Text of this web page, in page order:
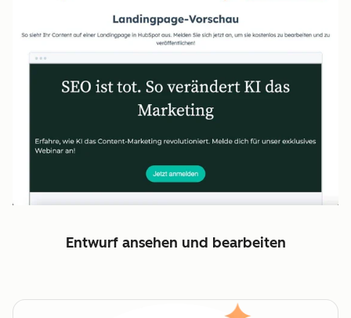
Entwurf ansehen und bearbeiten